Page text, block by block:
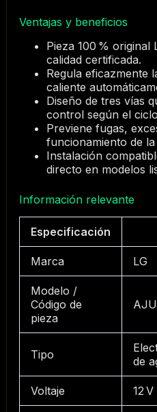
Ventajas y beneficios
Pieza 100 % original
calidad certificada.
Regula eficazmente
caliente
Diseño de tres vías
control según el
Previene fugas,
funcionamiento de
Instalación
directo en modelos
Información relevante
Especificación
Marca LG
Modelo /
Código de
pieza
Tipo
de
Voltaje 12